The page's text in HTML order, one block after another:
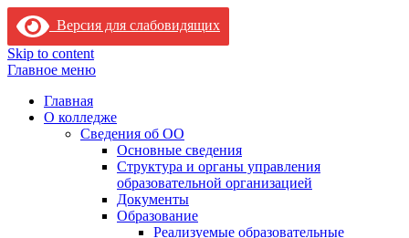
Версия для слабовидящих
Skip to content
Главное меню
Главная
О колледже
Сведения об ОО
Основные сведения
Структура и органы управления
образовательной организацией
Документы
Образование
Реализуемые образовательные